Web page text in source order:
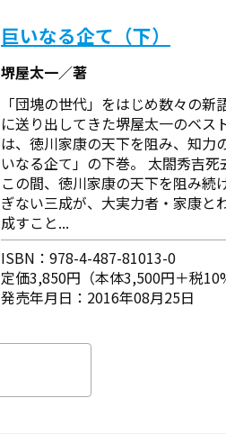
巨いなる企て（下）
堺屋太一／著
「団塊の世代」をはじめ数々の
に送り出してきた堺屋太一のベス
は、徳川家康の天下を阻み、知力
いなる企て」の下巻。 太閤秀吉死
この間、徳川家康の天下を阻み続
ぎない三成が、大実力者・家康と
成すこと...
ISBN：978-4-487-81013-0
定価3,850円（本体3,500円＋税
発売年月日：2016年08月25日